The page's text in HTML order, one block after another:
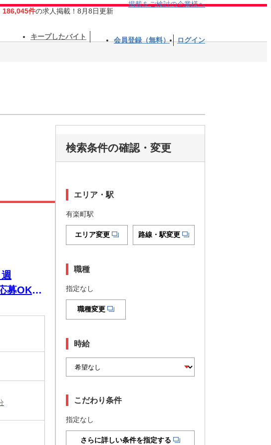
186,045件の求人掲載！8月8日更新
掲載をご検討の企業様へ
キープしたバイト 会員登録（無料） ログイン
募OK★
検索条件の確認・変更
エリア・駅
有楽町駅
エリア変更 路線・駅変更
職種
指定なし
職種変更
時給
こだわり条件
指定なし
さらに詳しい条件を指定する